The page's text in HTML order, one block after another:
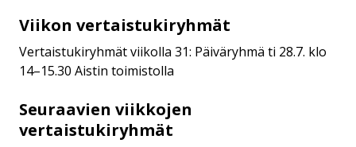
Viikon
vertaistukiryhmät
Viikon vertaistukiryhmät
Vertaistukiryhmät viikolla 31: Päiväryhmä ti 28.7. klo
14–15.30 Aistin toimistolla
Seuraavien
viikkojen
Seuraavien viikkojen
vertaistukiryhmät